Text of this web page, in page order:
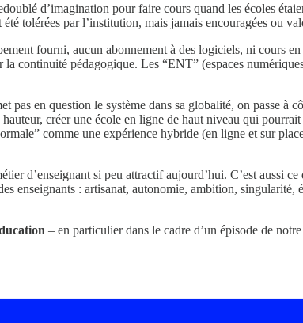
d’imagination pour faire cours quand les écoles
tolérées par l’institution, mais jamais encouragées ou
fourni, aucun abonnement à des logiciels, ni cours
la continuité pédagogique. Les “ENT” (espaces
en question le système dans sa globalité, on passe à
créer une école en ligne de haut niveau qui
comme une expérience hybride (en ligne et sur
d’enseignant si peu attractif aujourd’hui. C’est aussi
enseignants : artisanat, autonomie, ambition,
– en particulier dans le cadre d’un épisode de